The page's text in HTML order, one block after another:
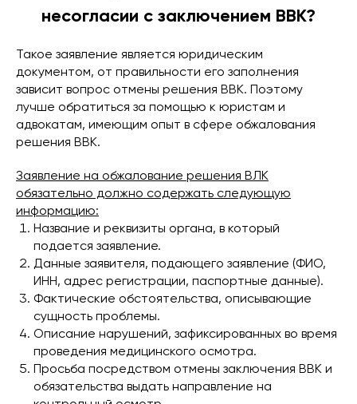
несогласии с заключением ВВК?
Такое заявление является юридическим
документом, от правильности его заполнения
зависит вопрос отмены решения ВВК. Поэтому
лучше обратиться за помощью к юристам и
адвокатам, имеющим опыт в сфере обжалования
решения ВВК.
Заявление на обжалование решения ВЛК
обязательно должно содержать следующую
информацию:
Название и реквизиты органа, в который
подается заявление.
Данные заявителя, подающего заявление (ФИО,
ИНН, адрес регистрации, паспортные данные).
Фактические обстоятельства, описывающие
сущность проблемы.
Описание нарушений, зафиксированных во время
проведения медицинского осмотра.
Просьба посредством отмены заключения ВВК и
обязательства выдать направление на